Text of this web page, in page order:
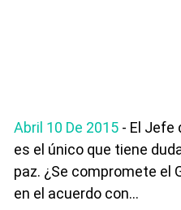
Abril 10 De 2015 - El Jefe
es el único que tiene
paz. ¿Se compromete el
en el acuerdo con...